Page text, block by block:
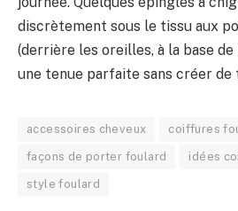
discrètement sous le tissu aux
(derrière les oreilles, à la base de
une tenue parfaite sans créer de
accessoires cheveux coiffures
façons de porter foulard idées
style foulard